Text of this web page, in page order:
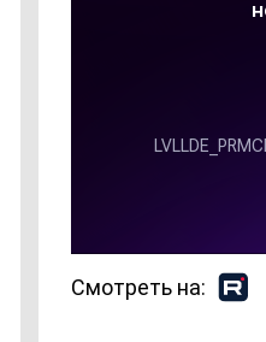
Смотреть на: